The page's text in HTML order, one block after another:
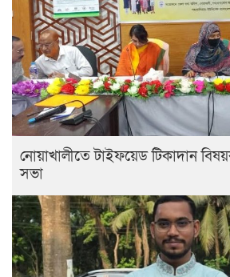
নোয়াখালীতে টাইফয়েড টিকাদান
সভা